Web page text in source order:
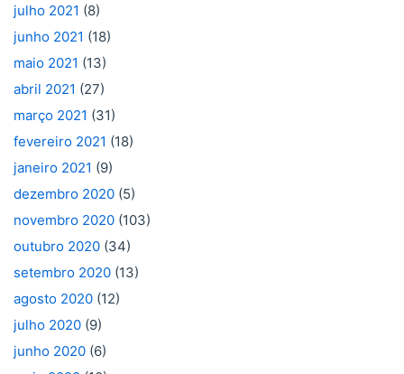
julho 2021 (8)
junho 2021 (18)
maio 2021 (13)
abril 2021 (27)
março 2021 (31)
fevereiro 2021 (18)
janeiro 2021 (9)
dezembro 2020 (5)
novembro 2020 (103)
outubro 2020 (34)
setembro 2020 (13)
agosto 2020 (12)
julho 2020 (9)
junho 2020 (6)